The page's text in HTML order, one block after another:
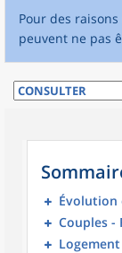
Pour des
peuvent ne pas
Évolution
Couples -